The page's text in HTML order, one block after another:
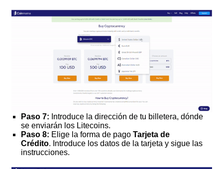
Paso 7: Introduce la dirección de tu billetera, dónde
se enviarán los Litecoins.
Paso 8: Elige la forma de pagoTarjeta de
Crédito. Introduce los datos de la tarjeta y sigue las
instrucciones.